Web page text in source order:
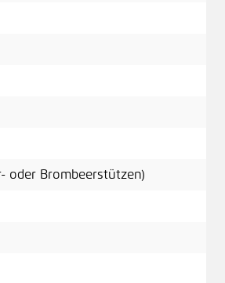
oder Brombeerstützen)